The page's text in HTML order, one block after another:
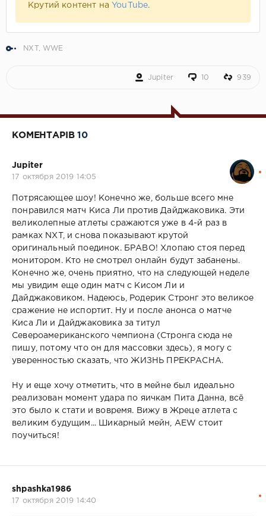
Крутий контент на YouTube.
NXT , WWE
Jupiter 10 939
КОМЕНТАРІВ10
Jupiter
17 октября 2019 14:05
Потрясающее шоу! Конечно же, больше всего мне
понравился матч Киса Ли против Дайджаковика. Эти
великолепные атлеты сражаются уже в 4-й раз в
рамках NXT, и снова показывают крутой
оригинальный поединок. БРАВО! Хлопаю стоя перед
монитором. Кто не смотрел онлайн будут забанены.
Конечно же, очень приятно, что на следующей неделе
мы увидим еще один матч с Кисом Ли и
Дайджаковиком. Надеюсь, Родерик Стронг это великое
сражение не испортит. Ну и после анонса о матче
Киса Ли и Дайджаковика за титул
Североамериканского чемпиона (Стронга сюда не
пишу, потому что он для массовки здесь), я могу с
уверенностью сказать, что ЖИЗНЬ ПРЕКРАСНА.
Ну и еще хочу отметить, что в мейне был идеально
реализован момент удара по яичкам Пита Данна, всё
это было к стати и вовремя. Вижу в Жреце атлета с
великим будущим... Шикарный мейн, AEW стоит
поучиться!
shpashka1986
17 октября 2019 14:40